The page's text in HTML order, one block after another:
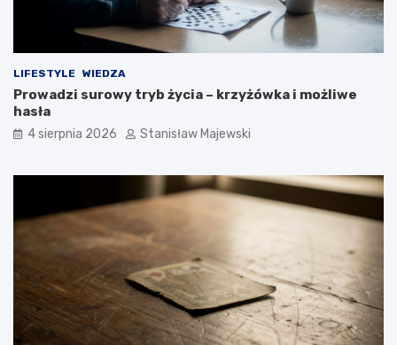
LIFESTYLE WIEDZA
Prowadzi surowy tryb życia – krzyżówka i możliwe
hasła
4 sierpnia 2026 Stanisław Majewski